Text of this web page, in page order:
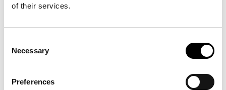
of their services.
Selection
Necessary
Preferences
CU jewellery skapar hållbara smycken med avskalad design och av
Toscana, Italien.
Jag känner mig glad och hedrad över att få ta emot detta stipendium
från Trade Partners Sweden, som ger mig en möjlighet att skaffa mig